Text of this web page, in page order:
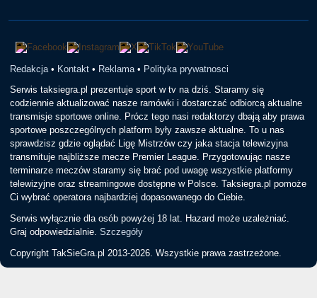
Redakcja • Kontakt • Reklama • Polityka prywatnosci
Serwis taksiegra.pl prezentuje sport w tv na dziś. Staramy się
codziennie aktualizować nasze ramówki i dostarczać odbiorcą aktualne
transmisje sportowe online. Prócz tego nasi redaktorzy dbają aby prawa
sportowe poszczególnych platform były zawsze aktualne. To u nas
sprawdzisz gdzie oglądać Ligę Mistrzów czy jaka stacja telewizyjna
transmituje najbliższe mecze Premier League. Przygotowując nasze
terminarze meczów staramy się brać pod uwagę wszystkie platformy
telewizyjne oraz streamingowe dostępne w Polsce. Taksiegra.pl pomoże
Ci wybrać operatora najbardziej dopasowanego do Ciebie.
Serwis wyłącznie dla osób powyżej 18 lat. Hazard może uzależniać.
Graj odpowiedzialnie.Szczegóły
Copyright TakSieGra.pl 2013-2026. Wszystkie prawa zastrzeżone.